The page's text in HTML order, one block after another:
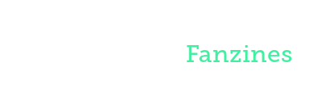
Fanzines